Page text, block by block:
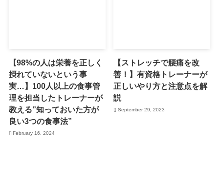
【98%の人は栄養を正しく
摂れていないという事
実…】100人以上の食事管
理を担当したトレーナーが
教える”知っておいた方が
良い3つの食事法”
February 16, 2024
【ストレッチで腰痛を改
善！】有資格トレーナーが
正しいやり方と注意点を解
説
September 29, 2023